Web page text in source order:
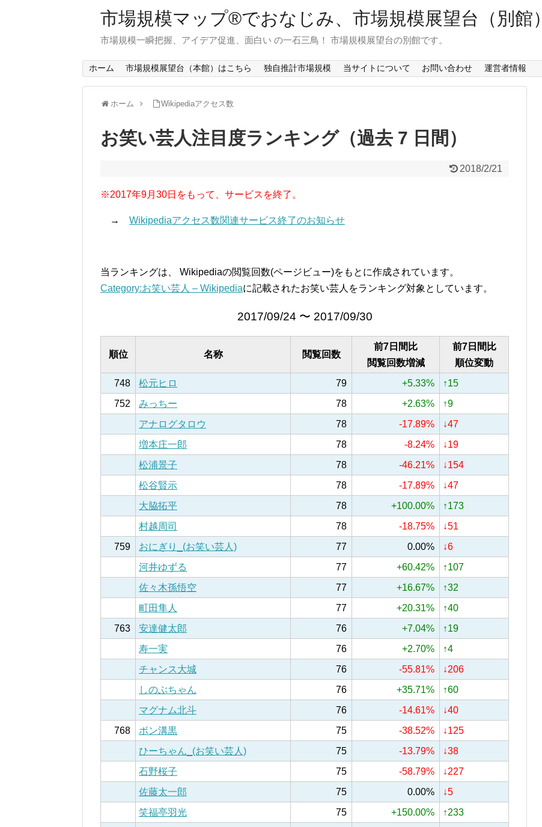
市場規模マップ®でおなじみ、市場規模展望台（別館）
市場規模一瞬把握、アイデア促進、面白い の一石三鳥！ 市場規模展望台の別館です。
ホーム 市場規模展望台（本館）はこちら 独自推計市場規模 当サイトについて お問い合わせ 運営者情報
ホーム Wikipediaアクセス数
お笑い芸人注目度ランキング（過去 7 日間）
2018/2/21
※2017年9月30日をもって、サービスを終了。
→ Wikipediaアクセス数関連サービス終了のお知らせ
当ランキングは、 Wikipediaの閲覧回数(ページビュー)をもとに作成されています。
Category:お笑い芸人 – Wikipediaに記載されたお笑い芸人をランキング対象としています。
2017/09/24 〜 2017/09/30
順位 名称 閲覧回数
前7日間比
閲覧回数増減
前7日間比
順位変動
748
松元ヒロ 79 +5.33%
↑15
752
みっちー 78 +2.63%
↑9
アナログタロウ
78 -17.89%
↓47
増本庄一郎
78 -8.24%
↓19
松浦景子
78 -46.21%
↓154
松谷賢示
78 -17.89%
↓47
大脇拓平
78 +100.00%
↑173
村越周司
78 -18.75%
↓51
759
おにぎり_(お笑い芸人) 77 0.00%
↓6
河井ゆずる
77 +60.42%
↑107
佐々木孫悟空
77 +16.67%
↑32
町田隼人
77 +20.31%
↑40
763
安達健太郎 76 +7.04%
↑19
寿一実
76 +2.70%
↑4
チャンス大城
76 -55.81%
↓206
しのぶちゃん
76 +35.71%
↑60
マグナム北斗
76 -14.61%
↓40
768
ボン溝黒 75 -38.52%
↓125
ひーちゃん_(お笑い芸人)
75 -13.79%
↓38
石野桜子
75 -58.79%
↓227
佐藤太一郎
75 0.00%
↓5
笑福亭羽光
75 +150.00%
↑233